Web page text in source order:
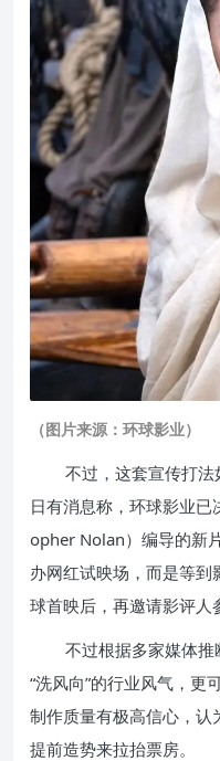
（图片来源：环球影业）
不过，这套宣传打
日有消息称，环球影业已
opher Nolan）编导的新
办网红试映场，而是等
球首映后，再邀请影评人
不过根据多家媒体
“洗风向”的行业风气，更
制作质量有极高信心，认
提前造势来拉抬票房。